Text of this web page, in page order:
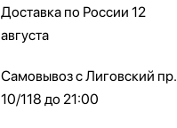
Доставка по России 12
августа
Самовывоз с Лиговский пр.
10/118 до 21:00